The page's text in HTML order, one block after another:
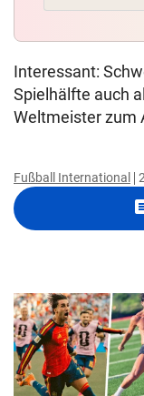
Interessant:
Spielhälfte auch
Weltmeister zum
Fußball International